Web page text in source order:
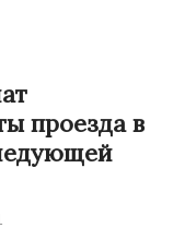
проезда в